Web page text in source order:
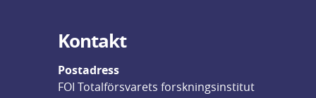
Kontakt
Postadress
FOI Totalförsvarets forskningsinstitut